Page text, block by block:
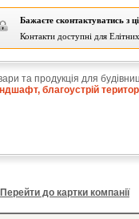
Бажаєте сконтактуватись з
Контакти доступні для
та продукція для
благоустрій
Перейти до картки компанії